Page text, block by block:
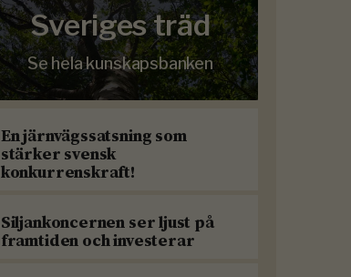
Sveriges träd
Se hela kunskapsbanken
En järnvägssatsning som
stärker svensk
konkurrenskraft!
Siljankoncernen ser ljust på
framtiden och investerar